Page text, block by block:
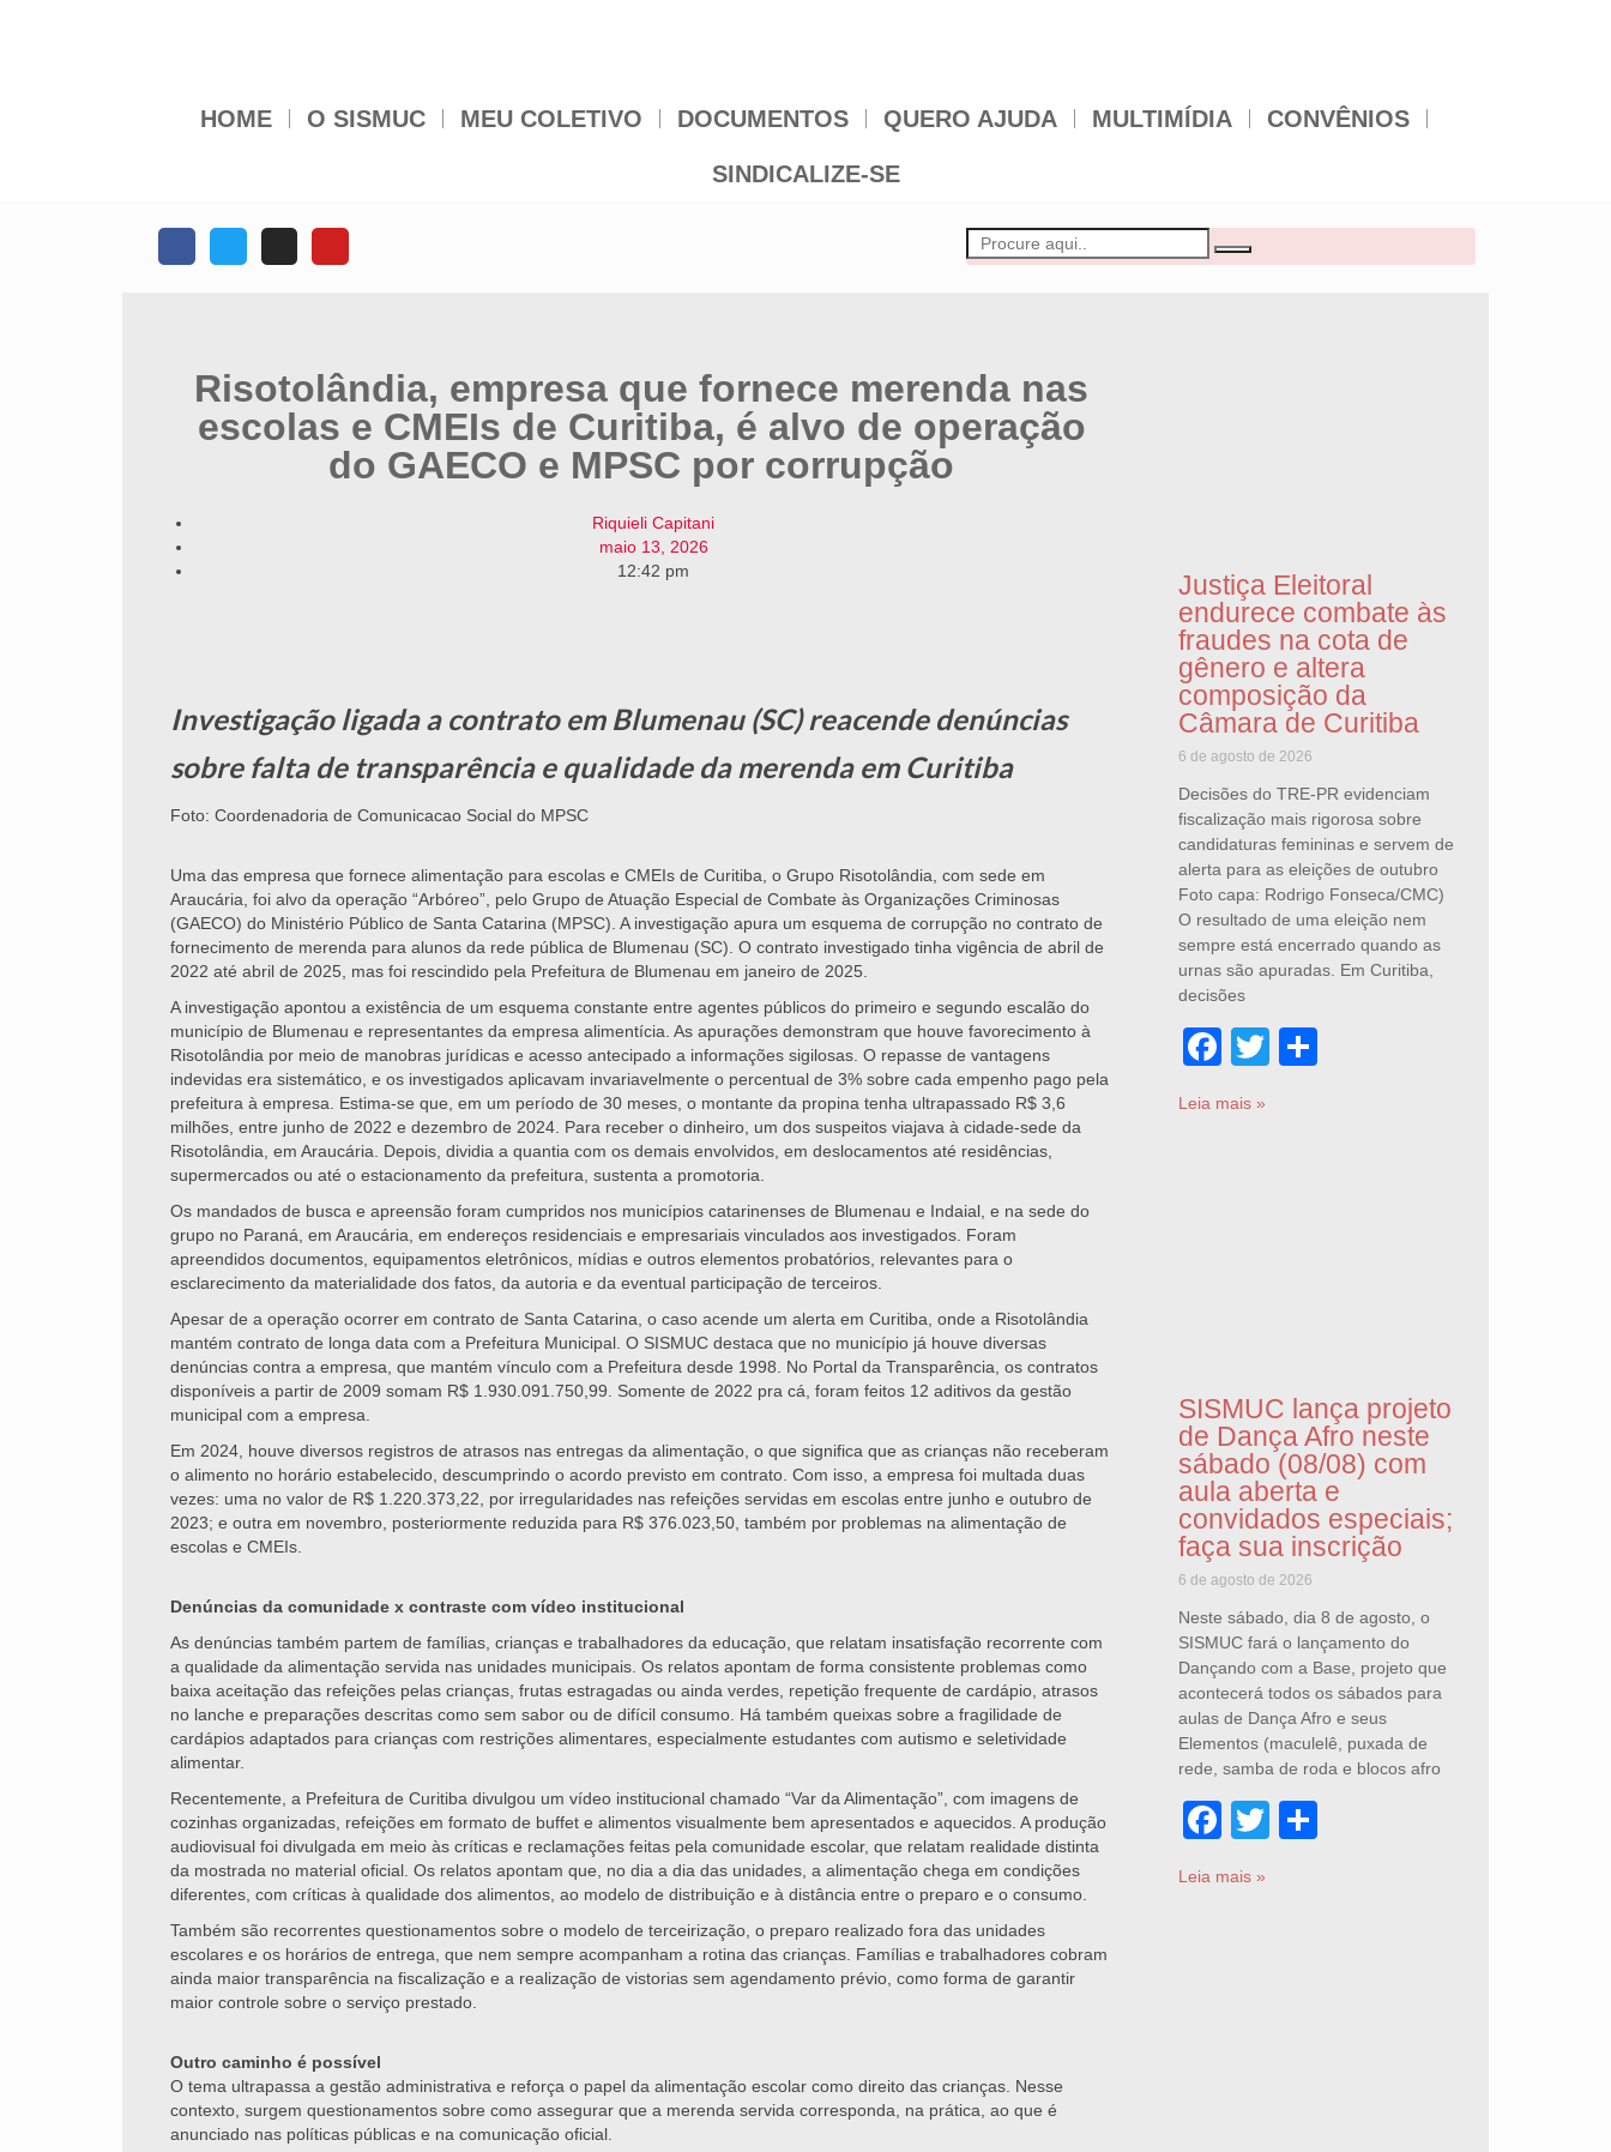
HOME O SISMUC MEU COLETIVO DOCUMENTOS QUERO AJUDA MULTIMÍDIA CONVÊNIOS
SINDICALIZE-SE
Risotolândia, empresa que fornece merenda nas
escolas e CMEIs de Curitiba, é alvo de operação
do GAECO e MPSC por corrupção
Riquieli Capitani
maio 13, 2026
12:42 pm
Investigação ligada a contrato em Blumenau (SC) reacende denúncias
sobre falta de transparência e qualidade da merenda em Curitiba
Foto: Coordenadoria de Comunicacao Social do MPSC
Uma das empresa que fornece alimentação para escolas e CMEIs de Curitiba, o Grupo Risotolândia, com sede em
Araucária, foi alvo da operação “Arbóreo”, pelo Grupo de Atuação Especial de Combate às Organizações Criminosas
(GAECO) do Ministério Público de Santa Catarina (MPSC). A investigação apura um esquema de corrupção no contrato de
fornecimento de merenda para alunos da rede pública de Blumenau (SC). O contrato investigado tinha vigência de abril de
2022 até abril de 2025, mas foi rescindido pela Prefeitura de Blumenau em janeiro de 2025.
A investigação apontou a existência de um esquema constante entre agentes públicos do primeiro e segundo escalão do
município de Blumenau e representantes da empresa alimentícia. As apurações demonstram que houve favorecimento à
Risotolândia por meio de manobras jurídicas e acesso antecipado a informações sigilosas. O repasse de vantagens
indevidas era sistemático, e os investigados aplicavam invariavelmente o percentual de 3% sobre cada empenho pago pela
prefeitura à empresa. Estima-se que, em um período de 30 meses, o montante da propina tenha ultrapassado R$ 3,6
milhões, entre junho de 2022 e dezembro de 2024. Para receber o dinheiro, um dos suspeitos viajava à cidade-sede da
Risotolândia, em Araucária. Depois, dividia a quantia com os demais envolvidos, em deslocamentos até residências,
supermercados ou até o estacionamento da prefeitura, sustenta a promotoria.
Os mandados de busca e apreensão foram cumpridos nos municípios catarinenses de Blumenau e Indaial, e na sede do
grupo no Paraná, em Araucária, em endereços residenciais e empresariais vinculados aos investigados. Foram
apreendidos documentos, equipamentos eletrônicos, mídias e outros elementos probatórios, relevantes para o
esclarecimento da materialidade dos fatos, da autoria e da eventual participação de terceiros.
Apesar de a operação ocorrer em contrato de Santa Catarina, o caso acende um alerta em Curitiba, onde a Risotolândia
mantém contrato de longa data com a Prefeitura Municipal. O SISMUC destaca que no município já houve diversas
denúncias contra a empresa, que mantém vínculo com a Prefeitura desde 1998. No Portal da Transparência, os contratos
disponíveis a partir de 2009 somam R$ 1.930.091.750,99. Somente de 2022 pra cá, foram feitos 12 aditivos da gestão
municipal com a empresa.
Em 2024, houve diversos registros de atrasos nas entregas da alimentação, o que significa que as crianças não receberam
o alimento no horário estabelecido, descumprindo o acordo previsto em contrato. Com isso, a empresa foi multada duas
vezes: uma no valor de R$ 1.220.373,22, por irregularidades nas refeições servidas em escolas entre junho e outubro de
2023; e outra em novembro, posteriormente reduzida para R$ 376.023,50, também por problemas na alimentação de
escolas e CMEIs.
Denúncias da comunidade x contraste com vídeo institucional
As denúncias também partem de famílias, crianças e trabalhadores da educação, que relatam insatisfação recorrente com
a qualidade da alimentação servida nas unidades municipais. Os relatos apontam de forma consistente problemas como
baixa aceitação das refeições pelas crianças, frutas estragadas ou ainda verdes, repetição frequente de cardápio, atrasos
no lanche e preparações descritas como sem sabor ou de difícil consumo. Há também queixas sobre a fragilidade de
cardápios adaptados para crianças com restrições alimentares, especialmente estudantes com autismo e seletividade
alimentar.
Recentemente, a Prefeitura de Curitiba divulgou um vídeo institucional chamado “Var da Alimentação”, com imagens de
cozinhas organizadas, refeições em formato de buffet e alimentos visualmente bem apresentados e aquecidos. A produção
audiovisual foi divulgada em meio às críticas e reclamações feitas pela comunidade escolar, que relatam realidade distinta
da mostrada no material oficial. Os relatos apontam que, no dia a dia das unidades, a alimentação chega em condições
diferentes, com críticas à qualidade dos alimentos, ao modelo de distribuição e à distância entre o preparo e o consumo.
Também são recorrentes questionamentos sobre o modelo de terceirização, o preparo realizado fora das unidades
escolares e os horários de entrega, que nem sempre acompanham a rotina das crianças. Famílias e trabalhadores cobram
ainda maior transparência na fiscalização e a realização de vistorias sem agendamento prévio, como forma de garantir
maior controle sobre o serviço prestado.
Outro caminho é possível
O tema ultrapassa a gestão administrativa e reforça o papel da alimentação escolar como direito das crianças. Nesse
contexto, surgem questionamentos sobre como assegurar que a merenda servida corresponda, na prática, ao que é
anunciado nas políticas públicas e na comunicação oficial.
Justiça Eleitoral
endurece combate às
fraudes na cota de
gênero e altera
composição da
Câmara de Curitiba
6 de agosto de 2026
Decisões do TRE-PR evidenciam
fiscalização mais rigorosa sobre
candidaturas femininas e servem de
alerta para as eleições de outubro
Foto capa: Rodrigo Fonseca/CMC)
O resultado de uma eleição nem
sempre está encerrado quando as
urnas são apuradas. Em Curitiba,
decisões
Facebook
Twitter
Leia mais »
SISMUC lança projeto
de Dança Afro neste
sábado (08/08) com
aula aberta e
convidados especiais;
faça sua inscrição
6 de agosto de 2026
Neste sábado, dia 8 de agosto, o
SISMUC fará o lançamento do
Dançando com a Base, projeto que
acontecerá todos os sábados para
aulas de Dança Afro e seus
Elementos (maculelê, puxada de
rede, samba de roda e blocos afro
Facebook
Twitter
Leia mais »